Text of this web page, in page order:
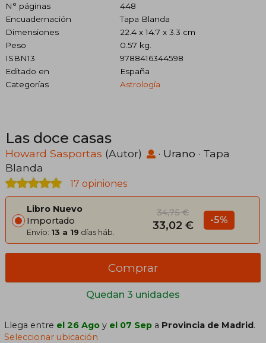
N° páginas
448
Encuadernación
Tapa Blanda
Dimensiones
22.4 x 14.7 x 3.3 cm
Peso
0.57 kg.
ISBN13
9788416344598
Editado en
España
Categorías
Astrología
Las doce casas
Howard Sasportas (Autor) · Urano · Tapa
Blanda
17 opiniones
Libro Nuevo
Importado
Envío: 13 a 19 días háb.
34,75 €
33,02 € -5%
Quedan 3 unidades
Comprar
Llega entre el 26 Ago y el 07 Sep a Provincia de Madrid.
Seleccionar ubicación